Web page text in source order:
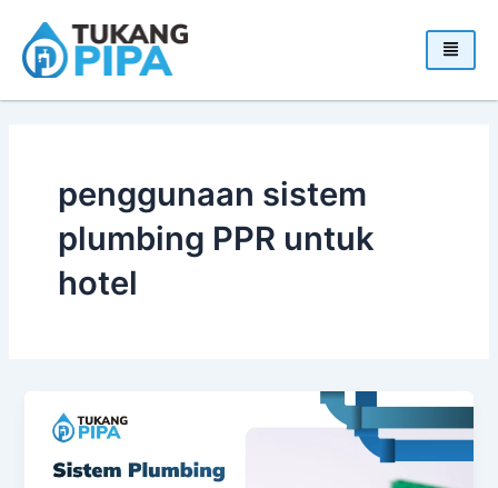
content
penggunaan sistem
plumbing PPR untuk
hotel